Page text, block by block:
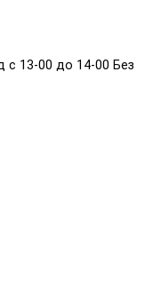
с 13-00 до 14-00 Без